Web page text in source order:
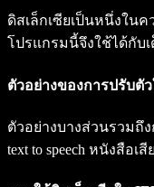
ดิสเล็กเซียเป็นหนึ่งใน
โปรแกรมนี้จึงใช้ได้กับ
ตัวอย่างของการปรับตั
ตัวอย่างบางส่วนรวมถึง
text to speech หนังสือ